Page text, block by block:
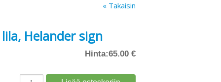
« Takaisin
Helander sign
Hinta:65.00 €